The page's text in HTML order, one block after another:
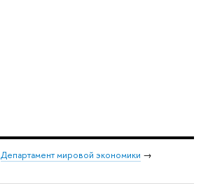
Департамент мировой экономики →